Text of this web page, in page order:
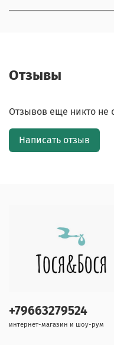
Отзывы
Отзывов еще никто не
Написать отзыв
+79663279524
интернет-магазин и шоу-рум